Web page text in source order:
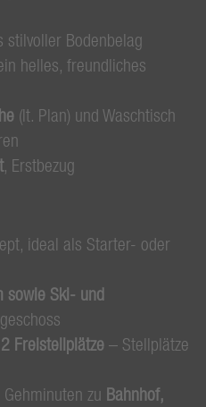
Bodenbelag
helles, freundliches
(lt. Plan) und Waschtisch
, Erstbezug
ideal als Starter- oder
sowie Ski- und
Freistellplätze – Stellplätze
zu Bahnhof,